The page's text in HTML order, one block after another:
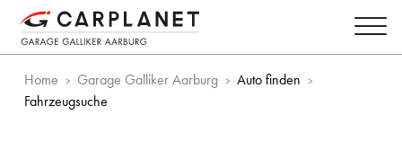
Home Garage Galliker Aarburg
Auto finden
Fahrzeugsuche